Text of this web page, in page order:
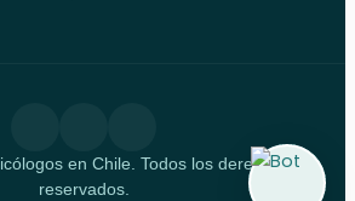
en Chile. Todos los derechos
reservados.